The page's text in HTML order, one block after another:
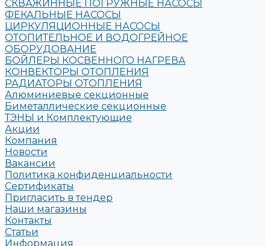
СКВАЖИННЫЕ ПОГРУЖНЫЕ НАСОСЫ
ФЕКАЛЬНЫЕ НАСОСЫ
ЦИРКУЛЯЦИОННЫЕ НАСОСЫ
ОТОПИТЕЛЬНОЕ И ВОДОГРЕЙНОЕ
ОБОРУДОВАНИЕ
БОЙЛЕРЫ КОСВЕННОГО НАГРЕВА
КОНВЕКТОРЫ ОТОПЛЕНИЯ
РАДИАТОРЫ ОТОПЛЕНИЯ
Алюминиевые секционные
Биметаллические секционные
ТЭНЫ и Комплектующие
Акции
Компания
Новости
Вакансии
Политика конфиденциальности
Сертификаты
Пригласить в тендер
Наши магазины
Контакты
Статьи
Информация